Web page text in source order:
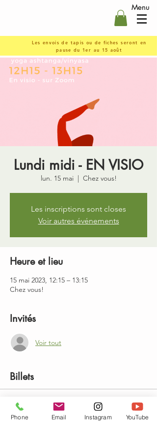
Menu
Les envois de tapis ou de fiches seront en
pause du 1er au 15 août
Lundi midi - EN VISIO
lun. 15 mai
  |
Chez vous!
Les inscriptions sont closes
Voir autres événements
Heure et lieu
15 mai 2023, 12:15 – 13:15
Chez vous!
Invités
Voir tout
Billets
Vente expirée
Type de billet
Phone Email Instagram YouTube